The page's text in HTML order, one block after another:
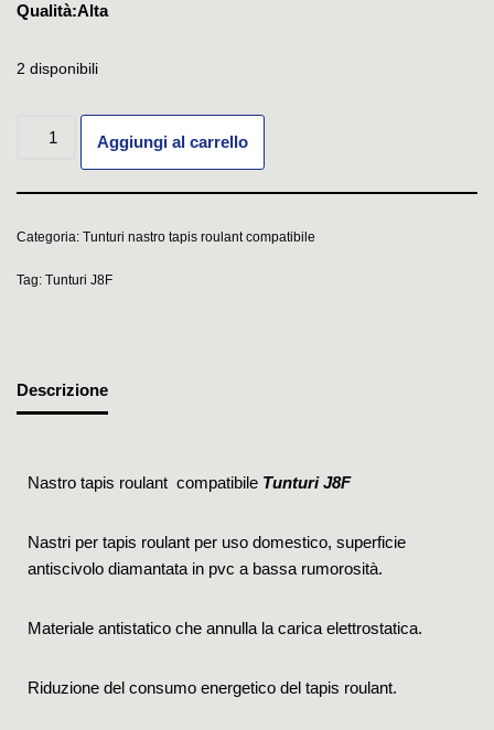
Qualità:Alta
2 disponibili
Aggiungi al carrello
Categoria: Tunturi nastro tapis roulant compatibile
Tag: Tunturi J8F
Descrizione
Nastro tapis roulant compatibile Tunturi J8F
Nastri per tapis roulant per uso domestico, superficie
antiscivolo diamantata in pvc a bassa rumorosità.
Materiale antistatico che annulla la carica elettrostatica.
Riduzione del consumo energetico del tapis roulant.